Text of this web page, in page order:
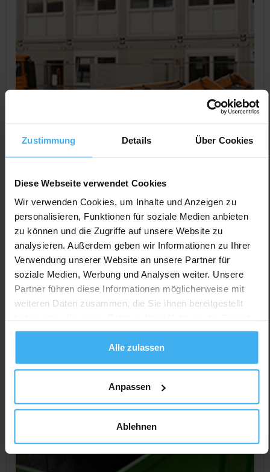
Zustimmung Details Über Cookies
Diese Webseite verwendet Cookies
Wir verwenden Cookies, um Inhalte und Anzeigen zu
personalisieren, Funktionen für soziale Medien anbieten
zu können und die Zugriffe auf unsere Website zu
analysieren. Außerdem geben wir Informationen zu Ihrer
Verwendung unserer Website an unsere Partner für
soziale Medien, Werbung und Analysen weiter. Unsere
Partner führen diese Informationen möglicherweise mit
weiteren Daten zusammen, die Sie ihnen bereitgestellt
gesammelt haben.
Alle zulassen
Anpassen
Ablehnen
CONTAINERDIENST Jetzt geöffnet
Torsten Fischer Erdbau & Abbruch
Fuhrunterneh...
Noch keine Bewertung
Lindenstr. 9, 19243 Wittenburg, Deutschland
Jetzt Anrufen